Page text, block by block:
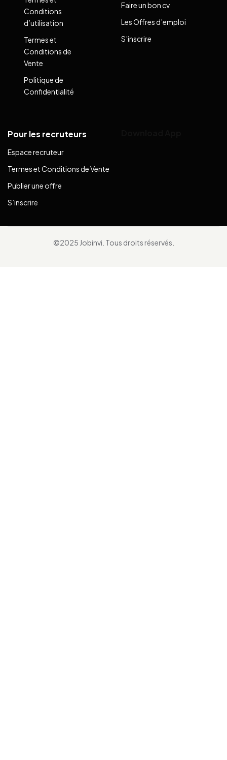
Conditions
d’utilisation
Termes et
Conditions de
Vente
Politique de
Confidentialité
Faire un bon cv
Les Offres d’emploi
S’inscrire
Pour les recruteurs
Espace recruteur
Termes et Conditions de Vente
Publier une offre
S’inscrire
©2025 Jobinvi. Tous droits réservés.